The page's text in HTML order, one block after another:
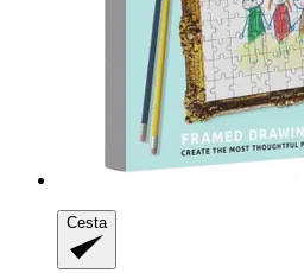
Cesta